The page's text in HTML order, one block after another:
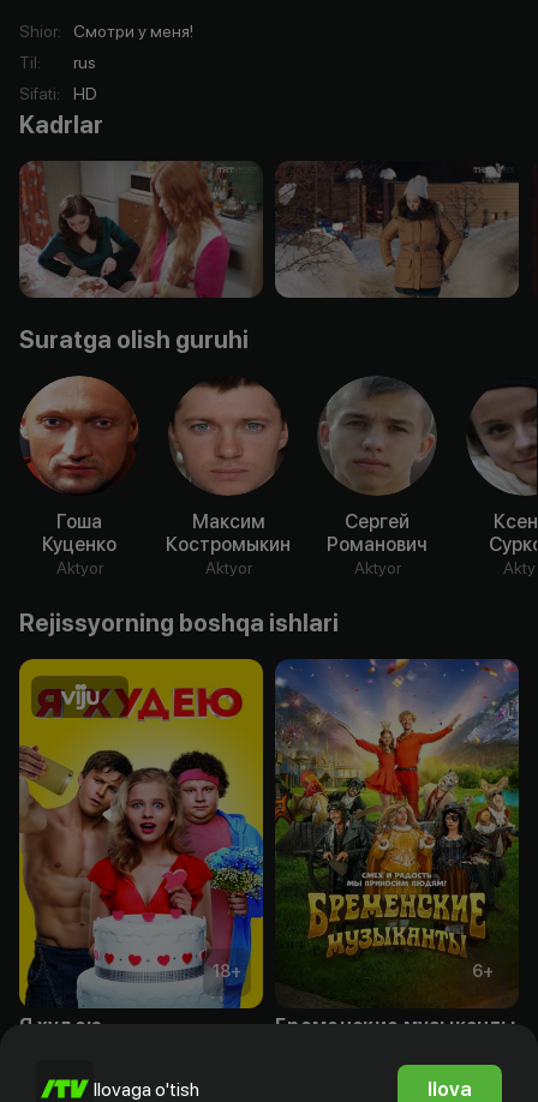
Shior:
Смотри у меня!
Til:
rus
Sifati: HD
Kadrlar
Suratga olish guruhi
Гоша
Куценко
Aktyor
Максим
Костромыкин
Aktyor
Сергей
Романович
Aktyor
Rejissyorning boshqa ishlari
18+
Я худею
6+
Бременские музыканты
Ilovaga o'tish Ilova